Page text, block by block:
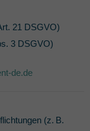
21 DSGVO)
3 DSGVO)
de.de
(z. B.